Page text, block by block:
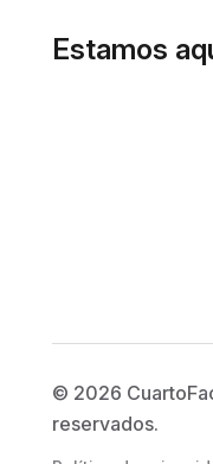
Estamos
© 2026
reservados.